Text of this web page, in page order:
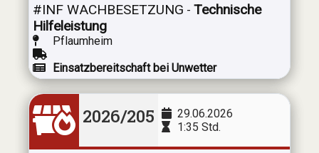
#INF WACHBESETZUNG - Technische
Hilfeleistung
Pflaumheim
Einsatzbereitschaft bei Unwetter
2026/205
29.06.2026
1:35 Std.